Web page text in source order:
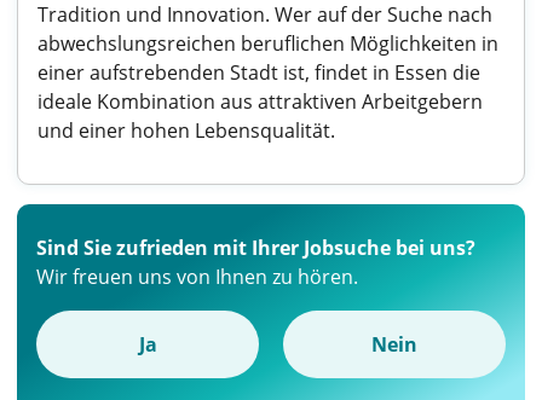
Tradition und Innovation. Wer auf der Suche nach
abwechslungsreichen beruflichen Möglichkeiten in
einer aufstrebenden Stadt ist, findet in Essen die
ideale Kombination aus attraktiven Arbeitgebern
und einer hohen Lebensqualität.
Sind Sie zufrieden mit Ihrer Jobsuche bei uns?
Wir freuen uns von Ihnen zu hören.
Ja Nein